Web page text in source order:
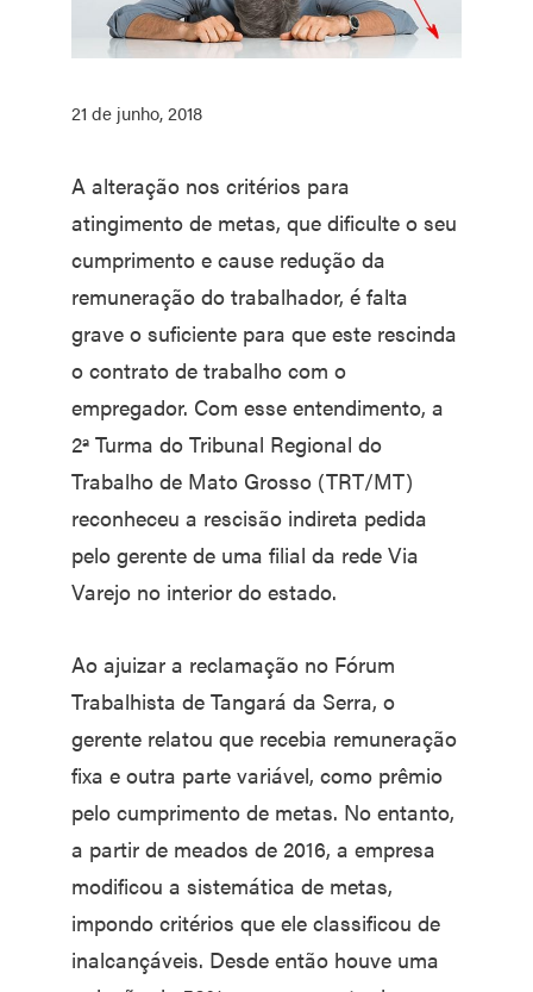
21 de junho, 2018
A alteração nos critérios para
atingimento de metas, que dificulte o seu
cumprimento e cause redução da
remuneração do trabalhador, é falta
grave o suficiente para que este rescinda
o contrato de trabalho com o
empregador. Com esse entendimento, a
2ª Turma do Tribunal Regional do
Trabalho de Mato Grosso (TRT/MT)
reconheceu a rescisão indireta pedida
pelo gerente de uma filial da rede Via
Varejo no interior do estado.
Ao ajuizar a reclamação no Fórum
Trabalhista de Tangará da Serra, o
gerente relatou que recebia remuneração
fixa e outra parte variável, como prêmio
pelo cumprimento de metas. No entanto,
a partir de meados de 2016, a empresa
modificou a sistemática de metas,
impondo critérios que ele classificou de
inalcançáveis. Desde então houve uma